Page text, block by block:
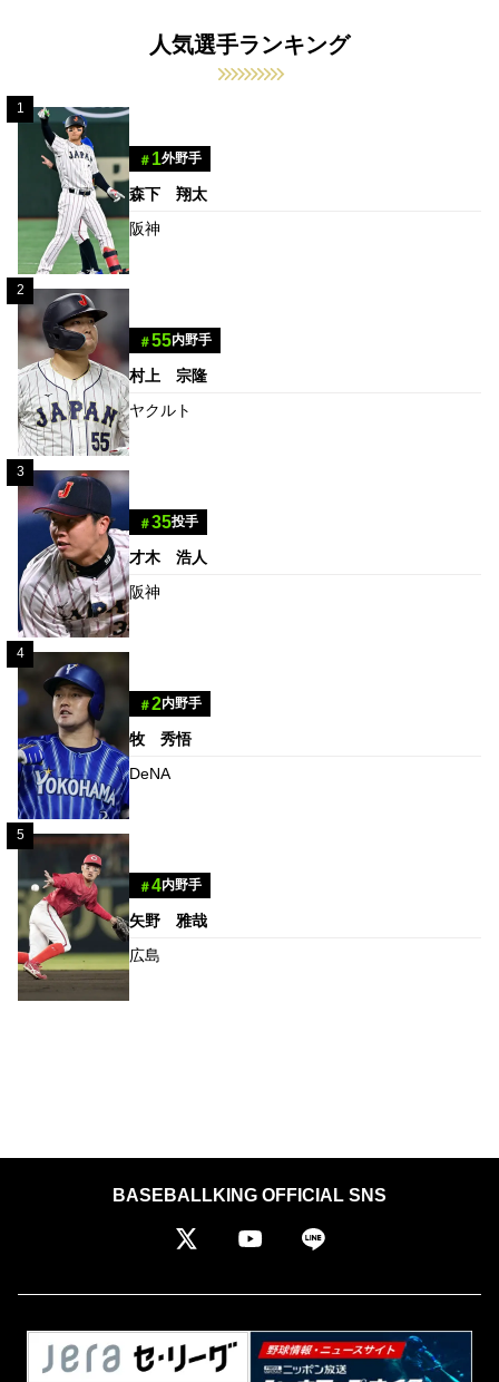
人気選手ランキング
1
＃ 1外野手
森下 翔太
阪神
2
＃55内野手
村上 宗隆
ヤクルト
3
＃35投手
才木 浩人
阪神
4
＃2内野手
牧 秀悟
DeNA
5
＃4内野手
矢野 雅哉
広島
BASEBALLKING OFFICIAL SNS